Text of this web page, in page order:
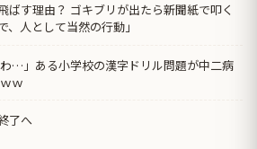
ばす理由？ ゴキブリが出たら新聞紙で叩く
、人として当然の行動」
わ…」ある小学校の漢字ドリル問題が中二病
ｗ
了へ